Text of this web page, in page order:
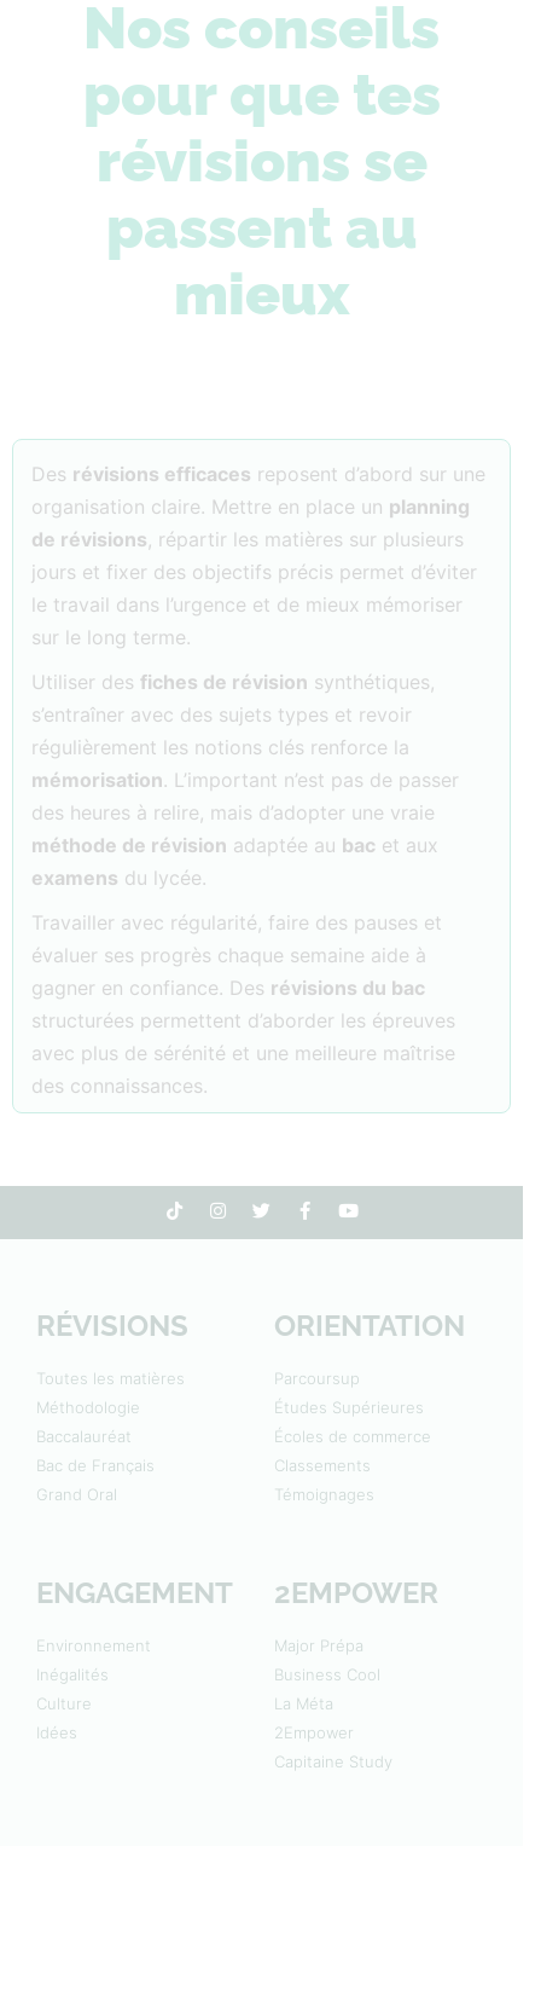
Nos conseils
pour que tes
révisions se
passent au
mieux
Des révisions efficaces reposent d’abord sur une
organisation claire. Mettre en place un planning
de révisions, répartir les matières sur plusieurs
jours et fixer des objectifs précis permet d’éviter
le travail dans l’urgence et de mieux mémoriser
sur le long terme.
Utiliser des fiches de révision synthétiques,
s’entraîner avec des sujets types et revoir
régulièrement les notions clés renforce la
mémorisation. L’important n’est pas de passer
des heures à relire, mais d’adopter une vraie
méthode de révision adaptée au bac et aux
examens du lycée.
Travailler avec régularité, faire des pauses et
évaluer ses progrès chaque semaine aide à
gagner en confiance. Des révisions du bac
structurées permettent d’aborder les épreuves
avec plus de sérénité et une meilleure maîtrise
des connaissances.
RÉVISIONS
Toutes les matières
Méthodologie
Baccalauréat
Bac de Français
Grand Oral
ORIENTATION
Parcoursup
Études Supérieures
Écoles de commerce
Classements
Témoignages
ENGAGEMENT
Environnement
Inégalités
Culture
Idées
2EMPOWER
Major Prépa
Business Cool
La Méta
2Empower
Capitaine Study